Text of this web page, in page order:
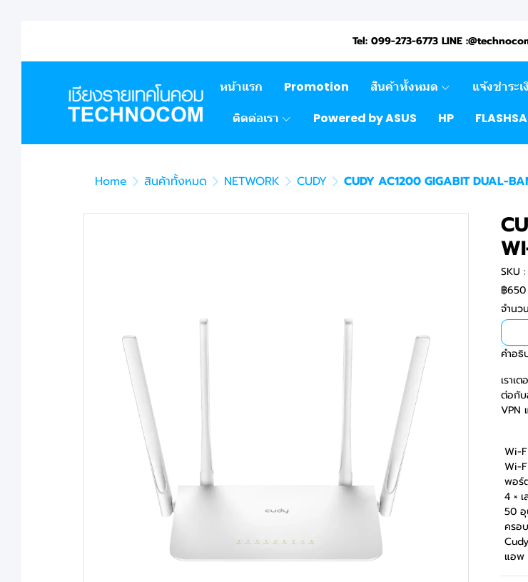
Tel: 099-273-6773 LINE
หน้าแรก Promotion สินค้าทั้งหมด
แจ้งชำระเ
ติดต่อเรา
Powered by ASUS HP
Home สินค้าทั้งหมด NETWORK CUDY CUDY AC1200 GIGABIT DUAL-
SKU
฿650
จำนวน
คำอธิ
เราเ
ต่อกับ
VPN
Wi-
Wi-
พอร์
4 ×
50
ครอ
แอพ